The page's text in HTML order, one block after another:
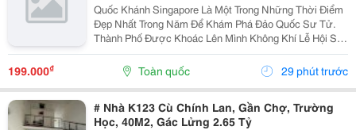
Quốc Khánh Singapore Là Một Trong Những Thời Điểm
Đẹp Nhất Trong Năm Để Khám Phá Đảo Quốc Sư Tử.
Thành Phố Được Khoác Lên Mình Không Khí Lễ Hội Sôi
Động Với Hàng Loạt Sự Kiện Đặc Sắc, Những Màn
Trình Diễn Ánh Sáng Ấn Tượng Và Màn Pháo Hoa Rực
Rỡ Trên...
199.000₫ Toàn quốc 29 phút trước
# Nhà K123 Cù Chính Lan, Gần Chợ, Trường
Học, 40M2, Gác Lửng 2.65 Tỷ